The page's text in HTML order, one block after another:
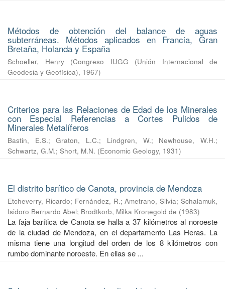
Métodos de obtención del balance de aguas
subterráneas. Métodos aplicados en Francia, Gran
Bretaña, Holanda y España
Schoeller, Henry (Congreso IUGG (Unión Internacional de
Geodesia y Geofísica), 1967)
Criterios para las Relaciones de Edad de los Minerales
con Especial Referencias a Cortes Pulidos de
Minerales Metalíferos
Bastin, E.S.;Graton, L.C.; Lindgren, W.; Newhouse, W.H.;
Schwartz, G.M.; Short, M.N. (Economic Geology, 1931)
El distrito barítico de Canota, provincia de Mendoza
Etcheverry, Ricardo; Fernández, R.;Ametrano, Silvia;Schalamuk,
Isidoro Bernardo Abel; Brodtkorb, Milka Kronegold de (1983)
La faja barítica de Canota se halla a 37 kilómetros al noroeste
de la ciudad de Mendoza, en el departamento Las Heras. La
misma tiene una longitud del orden de los 8 kilómetros con
rumbo dominante noroeste. En ellas se ...